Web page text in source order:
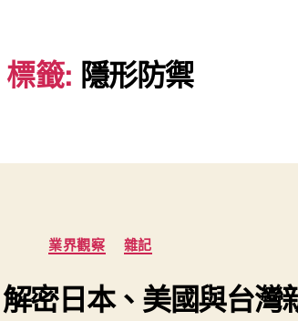
標籤: 隱形防禦
分
類
業界觀察 雜記
密日本、美國與台灣